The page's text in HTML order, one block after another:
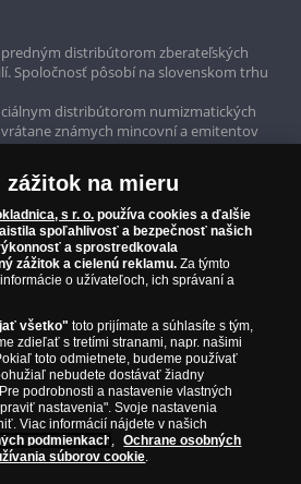
distribútorom zberateľských
Spoločnosť pôsobí na slovenskom trhu
distribútorom numizmatických
známych mincovní a emitentov
Kráľovská kanadská mincovňa,
mincovňa, Fínska mincovňa alebo
Spoločnosť svojim zákazníkom a
produkty sú v originálnej a v
doložené aj priloženým Certifikátom
zážitok na mieru
s r. o. používa cookies a ďalšie
spoľahlivosť a bezpečnosť našich
a sprostredkovala
zážitok a cielenú reklamu. Za týmto
o užívateľoch, ich správaní a
všetko" toto prijímate a súhlasíte s tým,
zdieľať s tretími stranami, napr. našimi
toto odmietnete, budeme používať
nebudete dostávať žiadny
podrobnosti a nastavenie vlastných
nastavenia". Svoje nastavenia
Viac informácií nájdete v našich
podmienkach ,
Ochrane osobných
súborov cookie.